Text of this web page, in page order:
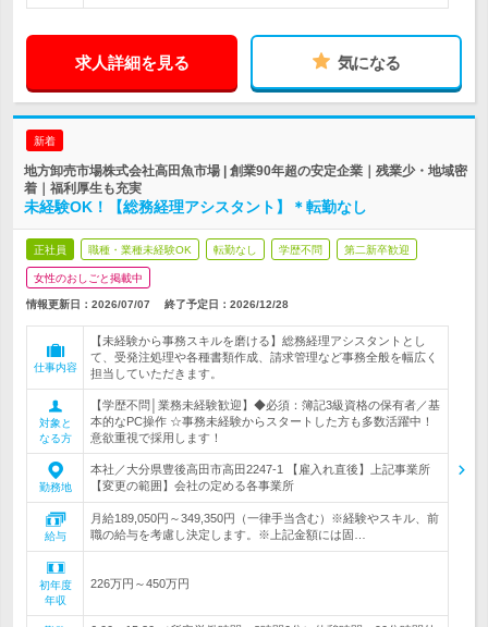
求人詳細を見る 気になる
新着
地方卸売市場株式会社高田魚市場 | 創業90年超の安定企業｜残業少・地域密
着｜福利厚生も充実
未経験OK！【総務経理アシスタント】＊転勤なし
正社員 職種・業種未経験OK 転勤なし 学歴不問 第二新卒歓迎
女性のおしごと掲載中
情報更新日：2026/07/07 終了予定日： 2026/12/28
仕事内容
【未経験から事務スキルを磨ける】総務経理アシスタントとし
て、受発注処理や各種書類作成、請求管理など事務全般を幅広く
担当していただきます。
対象と
なる方
【学歴不問│業務未経験歓迎】◆必須：簿記3級資格の保有者／基
本的なPC操作 ☆事務未経験からスタートした方も多数活躍中！
意欲重視で採用します！
勤務地
本社／大分県豊後高田市高田2247-1 【雇入れ直後】上記事業所
【変更の範囲】会社の定める各事業所
給与
月給189,050円～349,350円（一律手当含む）※経験やスキル、前
職の給与を考慮し決定します。※上記金額には固…
初年度
年収
226万円～450万円